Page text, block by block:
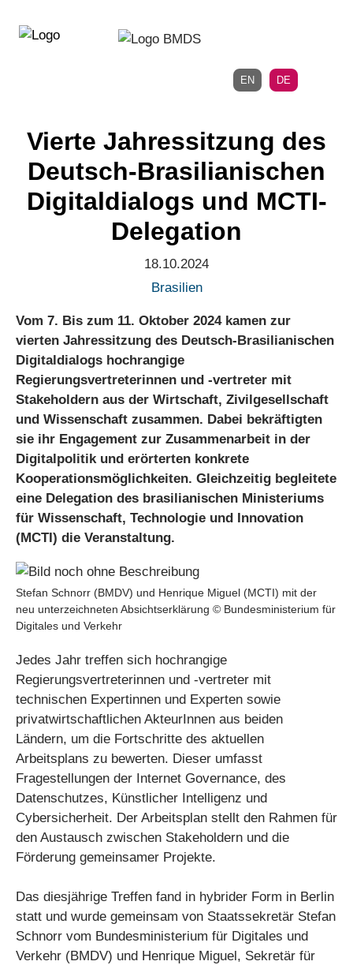
zum
EN DE
Vierte Jahressitzung des
Deutsch-Brasilianischen
Digitaldialogs und MCTI-
Delegation
18.10.2024
Brasilien
Vom 7. Bis zum 11. Oktober 2024 kamen zur
vierten Jahressitzung des Deutsch-Brasilianischen
Digitaldialogs hochrangige
Regierungsvertreterinnen und -vertreter mit
Stakeholdern aus der Wirtschaft, Zivilgesellschaft
und Wissenschaft zusammen. Dabei bekräftigten
sie ihr Engagement zur Zusammenarbeit in der
Digitalpolitik und erörterten konkrete
Kooperationsmöglichkeiten. Gleichzeitig begleitete
eine Delegation des brasilianischen Ministeriums
für Wissenschaft, Technologie und Innovation
(MCTI) die Veranstaltung.
Stefan Schnorr (BMDV) und Henrique Miguel (MCTI) mit der
neu unterzeichneten Absichtserklärung © Bundesministerium für
Digitales und Verkehr
Jedes Jahr treffen sich hochrangige
Regierungsvertreterinnen und -vertreter mit
technischen Expertinnen und Experten sowie
privatwirtschaftlichen AkteurInnen aus beiden
Ländern, um die Fortschritte des aktuellen
Arbeitsplans zu bewerten. Dieser umfasst
Fragestellungen der Internet Governance, des
Datenschutzes, Künstlicher Intelligenz und
Cybersicherheit. Der Arbeitsplan stellt den Rahmen für
den Austausch zwischen Stakeholdern und die
Förderung gemeinsamer Projekte.
Das diesjährige Treffen fand in hybrider Form in Berlin
statt und wurde gemeinsam von Staatssekretär Stefan
Schnorr vom Bundesministerium für Digitales und
Verkehr (BMDV) und Henrique Miguel, Sekretär für